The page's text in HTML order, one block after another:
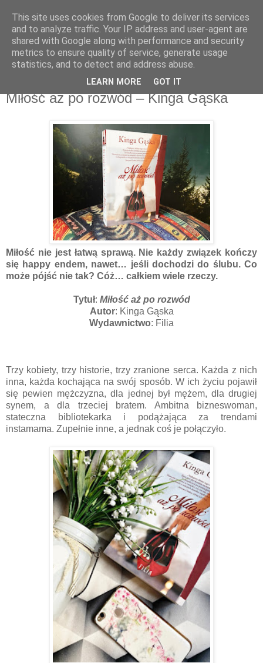
Recenzje na widelcu
Portal kulturalny - książki, recenzje, inspiracje, konkursy.
poniedziałek, 30 marca 2020
Miłość aż po rozwód – Kinga Gąska
Miłość nie jest łatwą sprawą. Nie każdy związek kończy
się happy endem, nawet… jeśli dochodzi do ślubu. Co
może pójść nie tak? Cóż… całkiem wiele rzeczy.
Tytuł: Miłość aż po rozwód
Autor: Kinga Gąska
Wydawnictwo: Filia
Trzy kobiety, trzy historie, trzy zranione serca. Każda z nich
inna, każda kochająca na swój sposób. W ich życiu pojawił
się pewien mężczyzna, dla jednej był mężem, dla drugiej
synem, a dla trzeciej bratem. Ambitna bizneswoman,
stateczna bibliotekarka i podążająca za trendami
instamama. Zupełnie inne, a jednak coś je połączyło.
This site uses cookies from Google to deliver its services
and to analyze traffic. Your IP address and user-agent are
shared with Google along with performance and security
metrics to ensure quality of service, generate usage
statistics, and to detect and address abuse.
LEARN MORE GOT IT